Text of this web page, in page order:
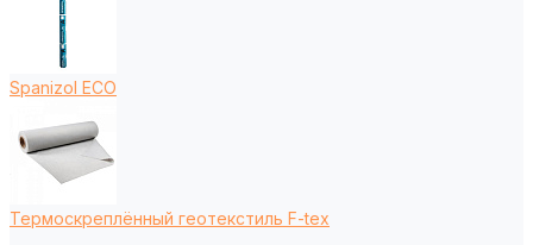
Spanizol ECO
Термоскреплённый геотекстиль F-tex